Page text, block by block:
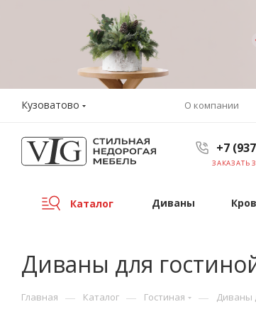
Кузоватово О компании
+7
ЗАКАЗАТЬ
Каталог Диваны
Диваны для
Главная — Каталог — Гостиная — Диваны